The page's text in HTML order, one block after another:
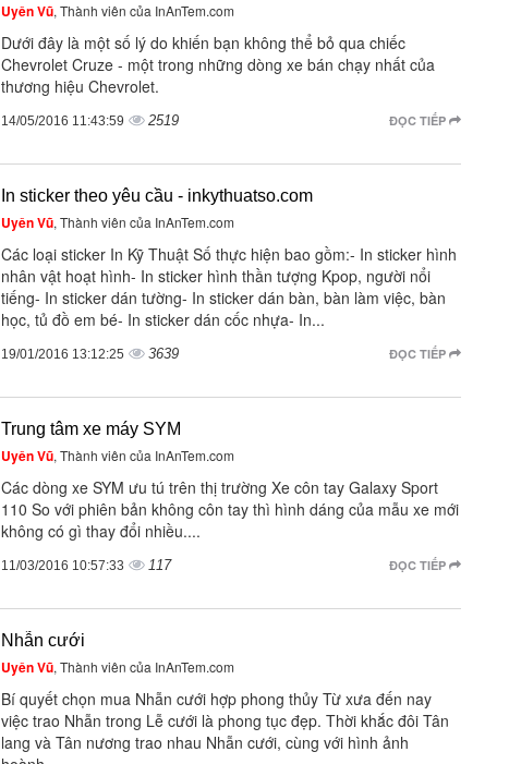
Uyên Vũ, Thành viên của InAnTem.com
Dưới đây là một số lý do khiến bạn không thể bỏ qua chiếc
Chevrolet Cruze - một trong những dòng xe bán chạy nhất của
thương hiệu Chevrolet.
ĐỌC TIẾP
14/05/2016 11:43:59 2519
In sticker theo yêu cầu - inkythuatso.com
Uyên Vũ, Thành viên của InAnTem.com
Các loại sticker In Kỹ Thuật Số thực hiện bao gồm:- In sticker hình
nhân vật hoạt hình- In sticker hình thần tượng Kpop, người nổi
tiếng- In sticker dán tường- In sticker dán bàn, bàn làm việc, bàn
học, tủ đồ em bé- In sticker dán cốc nhựa- In...
ĐỌC TIẾP
19/01/2016 13:12:25 3639
Trung tâm xe máy SYM
Uyên Vũ, Thành viên của InAnTem.com
Các dòng xe SYM ưu tú trên thị trường Xe côn tay Galaxy Sport
110 So với phiên bản không côn tay thì hình dáng của mẫu xe mới
không có gì thay đổi nhiều....
ĐỌC TIẾP
11/03/2016 10:57:33 117
Nhẫn cưới
Uyên Vũ, Thành viên của InAnTem.com
Bí quyết chọn mua Nhẫn cưới hợp phong thủy Từ xưa đến nay
việc trao Nhẫn trong Lễ cưới là phong tục đẹp. Thời khắc đôi Tân
lang và Tân nương trao nhau Nhẫn cưới, cùng với hình ảnh